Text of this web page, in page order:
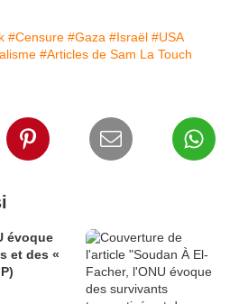
#Censure #Gaza #Israël #USA
#Articles de Sam La Touch
et des «